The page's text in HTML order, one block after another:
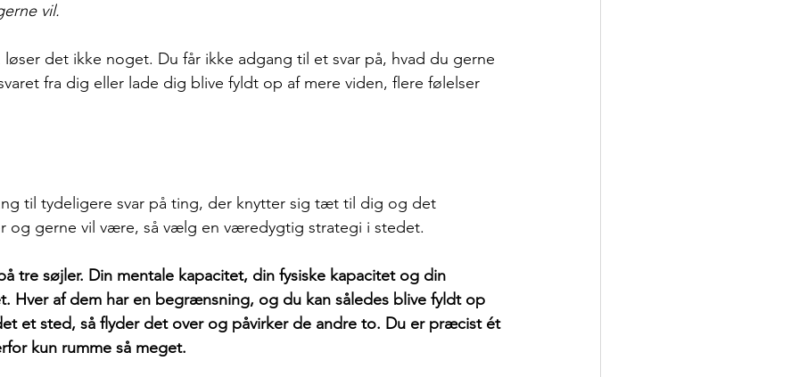
vil.
løser det ikke noget. Du får ikke adgang til et svar på, hvad du gerne
fra dig eller lade dig blive fyldt op af mere viden, flere følelser
til tydeligere svar på ting, der knytter sig tæt til dig og det
og gerne vil være, så vælg en væredygtig strategi i stedet.
tre søjler. Din mentale kapacitet, din fysiske kapacitet og din
Hver af dem har en begrænsning, og du kan således blive fyldt op
et sted, så flyder det over og påvirker de andre to. Du er præcist ét
kun rumme så meget.